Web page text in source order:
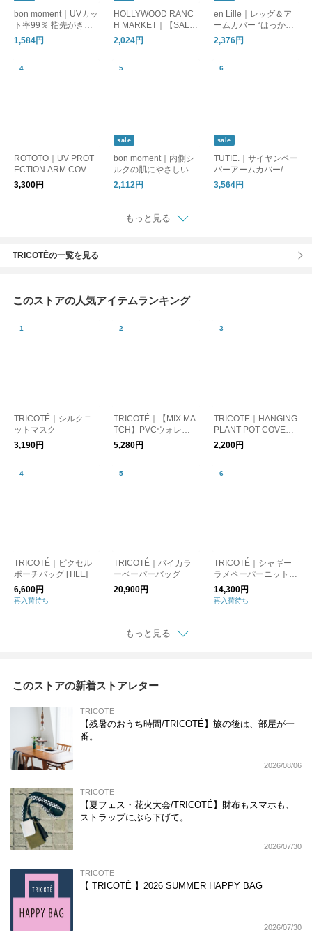
bon moment｜UVカッ
ト率99％ 指先がきれ
いに見える アームカ
バー / UPF50＋ メン
1,584円
HOLLYWOOD RANC
H MARKET｜【SALE
20%OFF】STANDAR
D エンブロイダリー
マジックグローブ 手
2,024円
en Lille｜レッグ＆ア
ームカバー “はっかと
う” el24401a
2,376円
ROTOTO｜UV PROT
ECTION ARM COVER
(UVプロテクションア
ームカバー r5137
3,300円
sale
bon moment｜内側シ
ルクの肌にやさしいア
ームカバー ロングタ
イプ
2,112円
sale
TUTIE.｜サイヤンペー
パーアームカバー/美
濃和紙・日差し対策・
UV対策 ・ギフト・日
3,564円
もっと見る
TRICOTÉの一覧を見る
このストアの人気アイテムランキング
TRICOTÉ｜シルクニ
ットマスク
3,190円
TRICOTÉ｜【MIX MA
TCH】PVCウォレッ
ト・財布（単品）
5,280円
TRICOTE｜HANGING
PLANT POT COVER
鉢カバー
2,200円
TRICOTÉ｜ピクセル
ポーチバッグ [TILE]
6,600円
再入荷待ち
TRICOTÉ｜バイカラ
ーペーパーバッグ
20,900円
TRICOTÉ｜シャギー
ラメペーパーニットバ
ック
14,300円
再入荷待ち
もっと見る
このストアの新着ストアレター
TRICOTÉ
【残暑のおうち時間/TRICOTÉ】旅の後は、部屋が一
番。
2026/08/06
TRICOTÉ
【夏フェス・花火大会/TRICOTÉ】財布もスマホも、
ストラップにぶら下げて。
2026/07/30
TRICOTÉ
【 TRICOTÉ 】2026 SUMMER HAPPY BAG
2026/07/30